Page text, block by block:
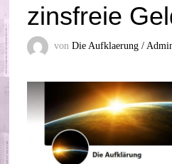
zinsfreie
vonDie Aufklaerung /